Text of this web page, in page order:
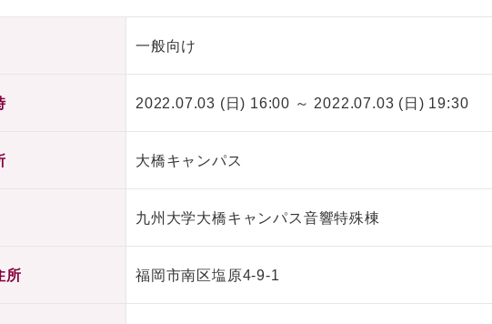
一般向け
2022.07.03 (日) 16:00 ～ 2022.07.03 (日) 19:30
大橋キャンパス
九州大学大橋キャンパス音響特殊棟
所 福岡市南区塩原4-9-1